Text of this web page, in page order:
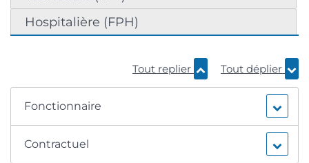
Hospitalière (FPH)
Tout replier Tout déplier
Fonctionnaire
Contractuel